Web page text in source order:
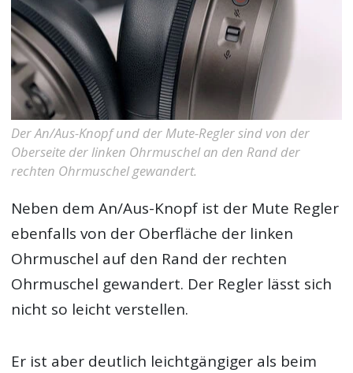
Der An/Aus-Knopf und der Mute-Regler sind von der
Oberseite der linken Ohrmuschel an den Rand der
rechten Ohrmuschel gewandert.
Neben dem An/Aus-Knopf ist der Mute Regler
ebenfalls von der Oberfläche der linken
Ohrmuschel auf den Rand der rechten
Ohrmuschel gewandert. Der Regler lässt sich
nicht so leicht verstellen.
Er ist aber deutlich leichtgängiger als beim